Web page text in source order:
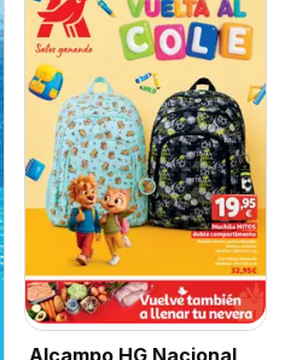
Alcampo HG Nacional